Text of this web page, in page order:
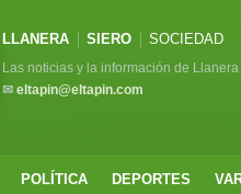
LLANERA SIERO SOCIEDAD
Las noticias y la información de Llanera
✉ eltapin@eltapin.com
POLÍTICA DEPORTES